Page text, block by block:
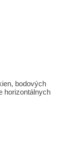
bodových
horizontálnych